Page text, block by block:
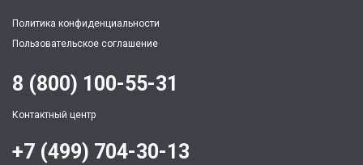
Политика конфиденциальности
Пользовательское соглашение
8 (800) 100-55-31
Контактный центр
+7 (499) 704-30-13